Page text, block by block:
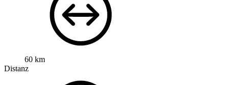
60 km
Distanz